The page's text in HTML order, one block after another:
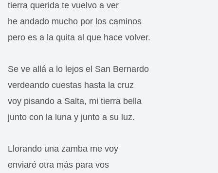
tierra querida te vuelvo a ver
he andado mucho por los caminos
pero es a la quita al que hace volver.
Se ve allá a lo lejos el San Bernardo
verdeando cuestas hasta la cruz
voy pisando a Salta, mi tierra bella
junto con la luna y junto a su luz.
Llorando una zamba me voy
enviaré otra más para vos